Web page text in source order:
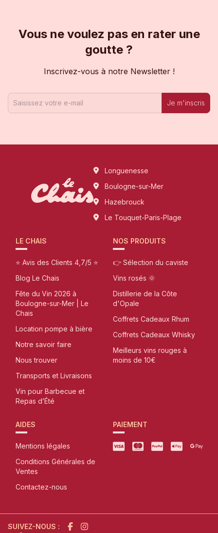
Vous ne voulez pas en rater une
goutte ?
Inscrivez-vous à notre Newsletter !
Je m'inscris
Longuenesse
Boulogne-sur-Mer
Hazebrouck
Le Touquet-Paris-Plage
LE CHAIS
⭐ Avis des Clients 4,7/5 ⭐
Blog Le Chais
Fête du Vin 2026 à
Boulogne-sur-Mer | Le
Chais
Location pompe à bière
Notre savoir faire
Nous trouver
Transports et Livraisons
Vin pour Barbecue et
Repas d’Été
NOS PRODUITS
👉 Sélection du caviste
Vins rosés 🌞
Distillerie de la Côte
d'Opale
Coffrets Cadeaux Rhum
Coffrets Cadeaux Whisky
Meilleurs vins rouges à
moins de 10€
AIDES
Mentions légales
Conditions Générales de
Ventes
Contactez-nous
PAIEMENT
SUIVEZ-NOUS :